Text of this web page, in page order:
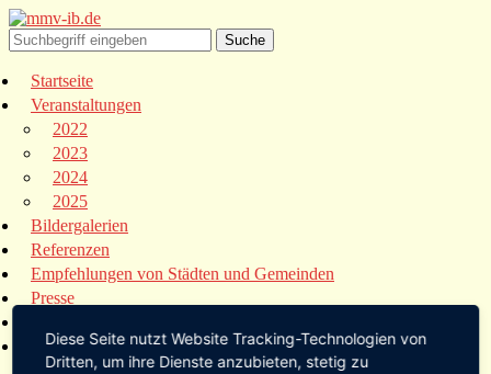
Startseite
Veranstaltungen
2022
2023
2024
2025
Bildergalerien
Referenzen
Empfehlungen von Städten und Gemeinden
Presse
Kontakt
Diese Seite nutzt Website Tracking-Technologien von
Dritten, um ihre Dienste anzubieten, stetig zu